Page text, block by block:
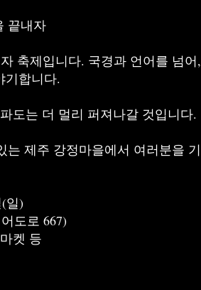
끝내자
축제입니다. 국경과 언어를 넘어,
기합니다.
도는 더 멀리 퍼져나갈 것입니다.
제주 강정마을에서 여러분을 기
일)
도로 667)
켓 등